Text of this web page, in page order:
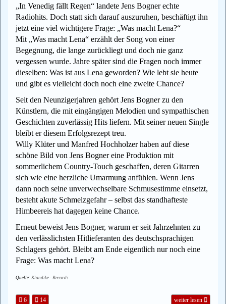
„In Venedig fällt Regen“ landete Jens Bogner echte
Radiohits. Doch statt sich darauf auszuruhen, beschäftigt ihn
jetzt eine viel wichtigere Frage: „Was macht Lena?“
Mit „Was macht Lena“ erzählt der Song von einer
Begegnung, die lange zurückliegt und doch nie ganz
vergessen wurde. Jahre später sind die Fragen noch immer
dieselben: Was ist aus Lena geworden? Wie lebt sie heute
und gibt es vielleicht doch noch eine zweite Chance?
Seit den Neunzigerjahren gehört Jens Bogner zu den
Künstlern, die mit eingängigen Melodien und sympathischen
Geschichten zuverlässig Hits liefern. Mit seiner neuen Single
bleibt er diesem Erfolgsrezept treu.
Willy Klüter und Manfred Hochholzer haben auf diese
schöne Bild von Jens Bogner eine Produktion mit
sommerlichem Country-Touch geschaffen, deren Gitarren
sich wie eine herzliche Umarmung anfühlen. Wenn Jens
dann noch seine unverwechselbare Schmusestimme einsetzt,
besteht akute Schmelzgefahr – selbst das standhafteste
Himbeereis hat dagegen keine Chance.
Erneut beweist Jens Bogner, warum er seit Jahrzehnten zu
den verlässlichsten Hitlieferanten des deutschsprachigen
Schlagers gehört. Bleibt am Ende eigentlich nur noch eine
Frage: Was macht Lena?
Quelle: Klondike - Records
6 14 weiter lesen